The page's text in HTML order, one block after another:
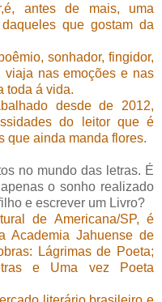
antes de mais, uma
que gostam da
sonhador, fingidor,
viaja nas emoções e nas
toda á vida.
desde de 2012,
do leitor que é
que ainda manda flores.
no mundo das letras. É
o sonho realizado
e escrever um Livro?
de Americana/SP, é
Academia Jahuense de
Lágrimas de Poeta;
e Uma vez Poeta